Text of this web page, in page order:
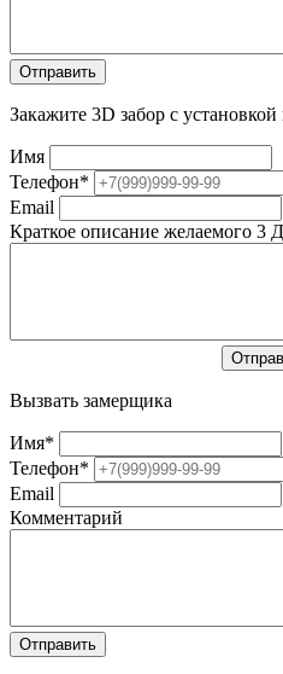
Закажите 3D забор с
Имя
Телефон*
Email
Краткое описание желаемого 3 Д
Вызвать замерщика
Имя*
Телефон*
Email
Комментарий